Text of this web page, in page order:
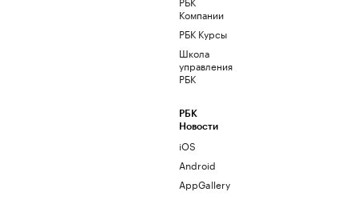
Компании
РБК Курсы
Школа
управления
РБК
РБК
Новости
iOS
Android
AppGallery